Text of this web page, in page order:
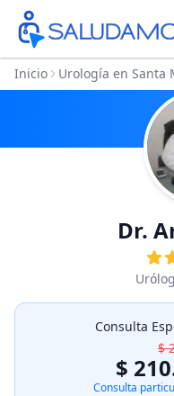
Inicio Urología en Santa
Dr.
Consulta
$
$
Consulta